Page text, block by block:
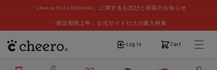
「cheero Flat 10000mAh」に関するお詫びと回収のお知らせ
「保証期間２年」公式サイトだけの購入特典
Log In
ログイン Cart
カート